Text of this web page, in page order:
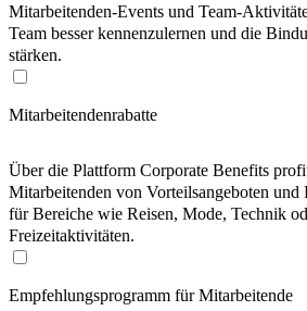
Mitarbeitenden-Events und Team-
Team besser kennenzulernen und die
stärken.
Mitarbeitendenrabatte
Über die Plattform Corporate Benefits
Mitarbeitenden von Vorteilsangeboten und
für Bereiche wie Reisen, Mode, Technik
Freizeitaktivitäten.
Empfehlungsprogramm für Mitarbeitende